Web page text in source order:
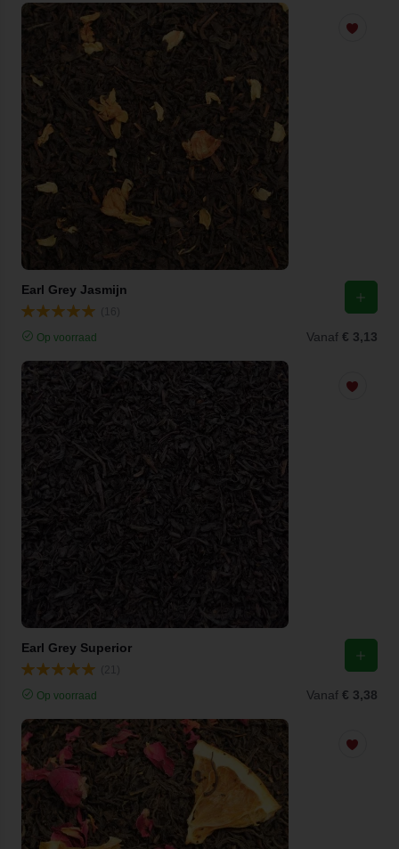
Earl Grey Jasmijn
Op voorraad Vanaf € 3,13
Earl Grey Superior
Op voorraad Vanaf € 3,38